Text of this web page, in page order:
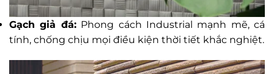
Gạch giả đá:Phong cách Industrial mạnh mẽ, cá
tính, chống chịu mọi điều kiện thời tiết khắc nghiệt.